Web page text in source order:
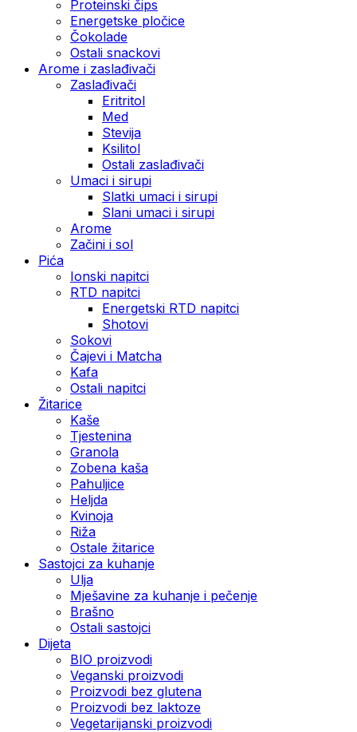
Proteinski čips
Energetske pločice
Čokolade
Ostali snackovi
Arome i zaslađivači
Zaslađivači
Eritritol
Med
Stevija
Ksilitol
Ostali zaslađivači
Umaci i sirupi
Slatki umaci i sirupi
Slani umaci i sirupi
Arome
Začini i sol
Pića
Ionski napitci
RTD napitci
Energetski RTD napitci
Shotovi
Sokovi
Čajevi i Matcha
Kafa
Ostali napitci
Žitarice
Kaše
Tjestenina
Granola
Zobena kaša
Pahuljice
Heljda
Kvinoja
Riža
Ostale žitarice
Sastojci za kuhanje
Ulja
Mješavine za kuhanje i pečenje
Brašno
Ostali sastojci
Dijeta
BIO proizvodi
Veganski proizvodi
Proizvodi bez glutena
Proizvodi bez laktoze
Vegetarijanski proizvodi